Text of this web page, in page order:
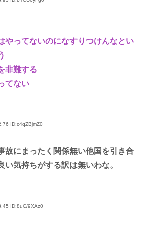
やってないのになすりつけんなとい
非難する
てない
ID:c4qZBjmZ0
故にまったく関係無い他国を引き合
い気持ちがする訳は無いわな。
ID:8uC/9XAz0